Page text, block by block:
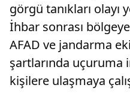
görgü tanıkları
İhbar sonrası
AFAD ve jandarma
şartlarında uçuruma
kişilere ulaşmaya